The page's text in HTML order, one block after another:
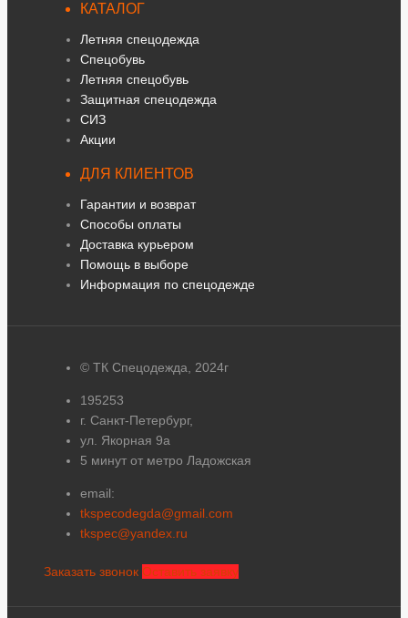
КАТАЛОГ
Летняя спецодежда
Спецобувь
Летняя спецобувь
Защитная спецодежда
СИЗ
Акции
ДЛЯ КЛИЕНТОВ
Гарантии и возврат
Способы оплаты
Доставка курьером
Помощь в выборе
Информация по спецодежде
© ТК Спецодежда, 2024г
195253
г. Санкт-Петербург,
ул. Якорная 9а
5 минут от метро Ладожская
email:
tkspecodegda@gmail.com
tkspec@yandex.ru
Заказать звонок Оставить заявку